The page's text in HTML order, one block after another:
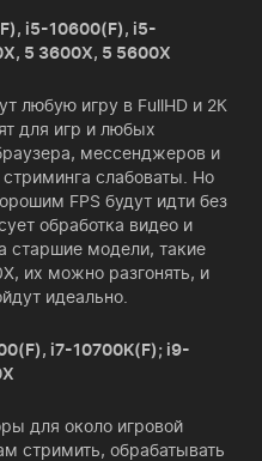
i5-10600(F), i5-
5 3600X, 5 5600X
любую игру в FullHD и 2К
для игр и любых
мессенджеров и
слабоваты. Но
FPS будут идти без
обработка видео и
старшие модели, такие
их можно разгонять, и
идеально.
i7-10700K(F); i9-
для около игровой
стримить, обрабатывать